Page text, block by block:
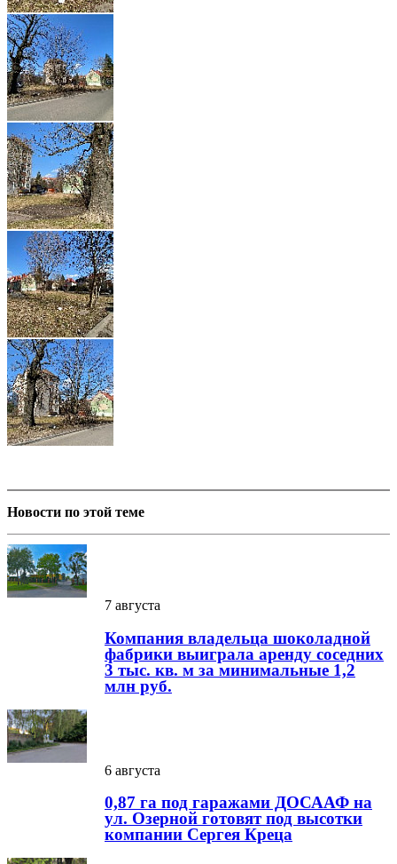
Новости по этой теме
7 августа
Компания владельца шоколадной
фабрики выиграла аренду соседних
3 тыс. кв. м за минимальные 1,2
млн руб.
6 августа
0,87 га под гаражами ДОСААФ на
ул. Озерной готовят под высотки
компании Сергея Креца